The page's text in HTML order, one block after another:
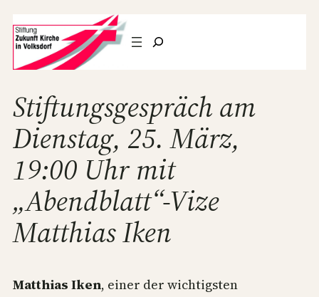
Zum
Inhalt
springen
Suchen
Stiftungsgespräch am
Dienstag, 25. März,
19:00 Uhr mit
„Abendblatt“-Vize
Matthias Iken
Matthias Iken, einer der wichtigsten